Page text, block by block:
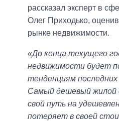
рассказал эксперт в
Олег Приходько,
рынке недвижимости.
«До конца текущего
недвижимости будет
тенденциям
Самый дешевый жилой
свой путь на
потеряет в своей